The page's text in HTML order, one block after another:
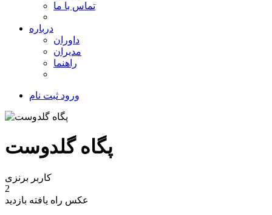
تماس با ما
درباره
داوران
مدیران
راهنما
ورود ثبت نام
پگاه گلدوست
کاربر برنزی
2
عکس راه یافته بازدید